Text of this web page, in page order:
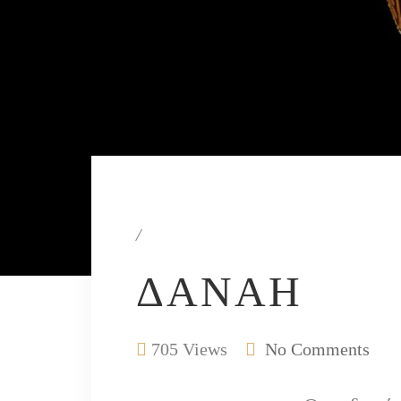
/
ΔΑΝΆΗ
705 Views No Comments